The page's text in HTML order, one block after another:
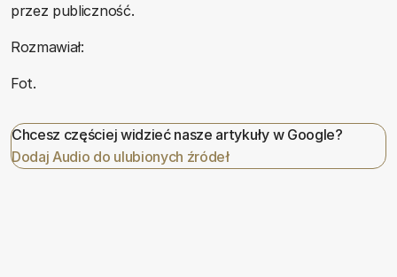
przez publiczność.
Rozmawiał:
Fot.
Chcesz częściej widzieć nasze artykuły w Google?
Dodaj Audio do ulubionych źródeł